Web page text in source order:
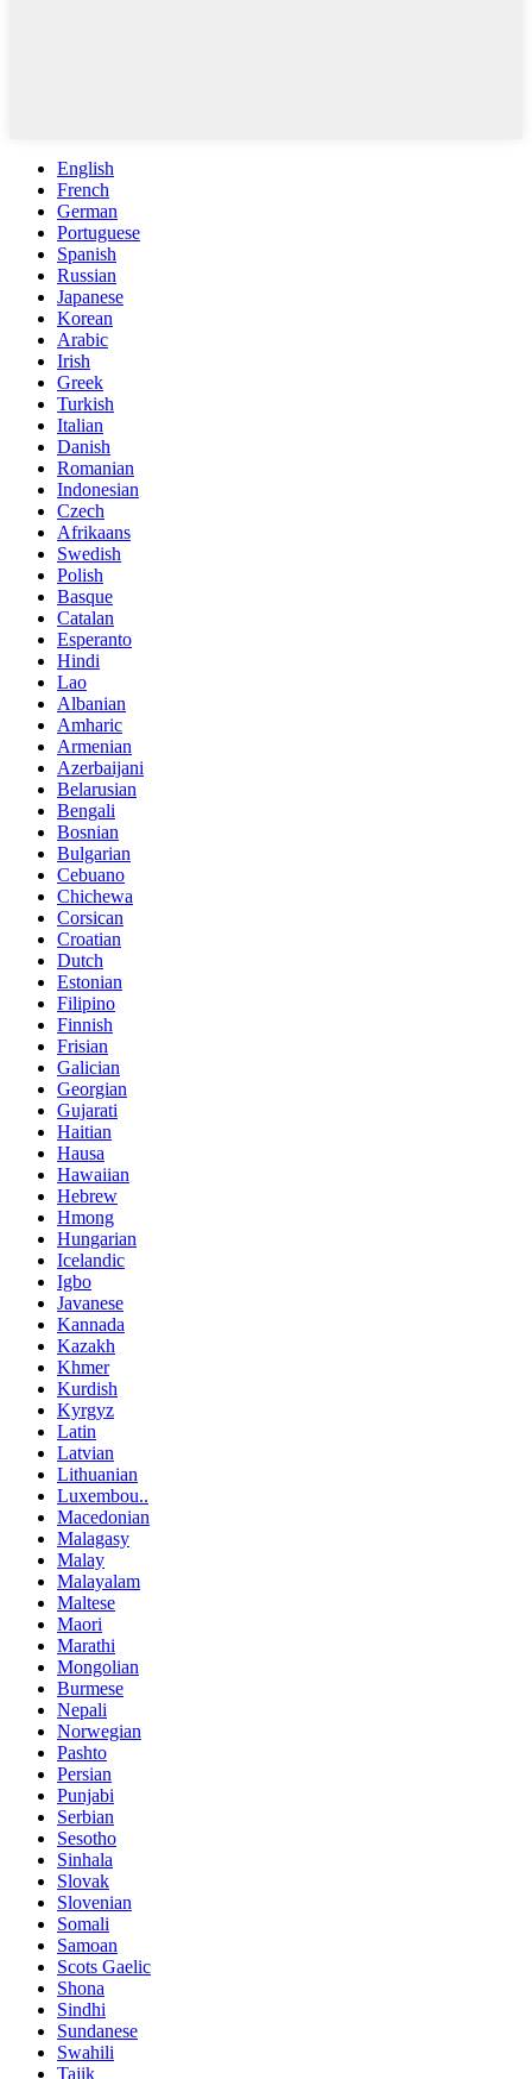
English
French
German
Portuguese
Spanish
Russian
Japanese
Korean
Arabic
Irish
Greek
Turkish
Italian
Danish
Romanian
Indonesian
Czech
Afrikaans
Swedish
Polish
Basque
Catalan
Esperanto
Hindi
Lao
Albanian
Amharic
Armenian
Azerbaijani
Belarusian
Bengali
Bosnian
Bulgarian
Cebuano
Chichewa
Corsican
Croatian
Dutch
Estonian
Filipino
Finnish
Frisian
Galician
Georgian
Gujarati
Haitian
Hausa
Hawaiian
Hebrew
Hmong
Hungarian
Icelandic
Igbo
Javanese
Kannada
Kazakh
Khmer
Kurdish
Kyrgyz
Latin
Latvian
Lithuanian
Luxembou..
Macedonian
Malagasy
Malay
Malayalam
Maltese
Maori
Marathi
Mongolian
Burmese
Nepali
Norwegian
Pashto
Persian
Punjabi
Serbian
Sesotho
Sinhala
Slovak
Slovenian
Somali
Samoan
Scots Gaelic
Shona
Sindhi
Sundanese
Swahili
Tajik